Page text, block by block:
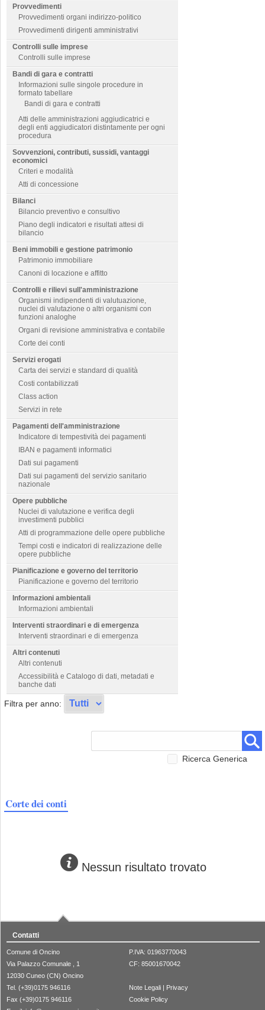
Provvedimenti
Provvedimenti organi indirizzo-politico
Provvedimenti dirigenti amministrativi
Controlli sulle imprese
Controlli sulle imprese
Bandi di gara e contratti
Informazioni sulle singole procedure in
formato tabellare
Bandi di gara e contratti
Atti delle amministrazioni aggiudicatrici e
degli enti aggiudicatori distintamente per ogni
procedura
Sovvenzioni, contributi, sussidi, vantaggi
economici
Criteri e modalità
Atti di concessione
Bilanci
Bilancio preventivo e consultivo
Piano degli indicatori e risultati attesi di
bilancio
Beni immobili e gestione patrimonio
Patrimonio immobiliare
Canoni di locazione e affitto
Controlli e rilievi sull'amministrazione
Organismi indipendenti di valutuazione,
nuclei di valutazione o altri organismi con
funzioni analoghe
Organi di revisione amministrativa e contabile
Corte dei conti
Servizi erogati
Carta dei servizi e standard di qualità
Costi contabilizzati
Class action
Servizi in rete
Pagamenti dell'amministrazione
Indicatore di tempestività dei pagamenti
IBAN e pagamenti informatici
Dati sui pagamenti
Dati sui pagamenti del servizio sanitario
nazionale
Opere pubbliche
Nuclei di valutazione e verifica degli
investimenti pubblici
Atti di programmazione delle opere pubbliche
Tempi costi e indicatori di realizzazione delle
opere pubbliche
Pianificazione e governo del territorio
Pianificazione e governo del territorio
Informazioni ambientali
Informazioni ambientali
Interventi straordinari e di emergenza
Interventi straordinari e di emergenza
Altri contenuti
Altri contenuti
Accessibilità e Catalogo di dati, metadati e
banche dati
Filtra per anno:
Ricerca Generica
Corte dei conti
Nessun risultato trovato
Contatti
Comune di Oncino
Via Palazzo Comunale , 1
12030 Cuneo (CN) Oncino
Tel. (+39)0175 946116
Fax (+39)0175 946116
P.IVA: 01963770043
CF: 85001670042
Note Legali | Privacy
Cookie Policy